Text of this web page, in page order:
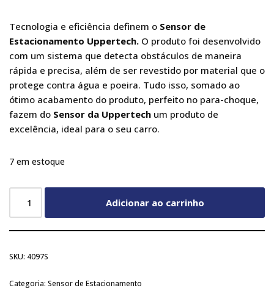
Tecnologia e eficiência definem o Sensor de
Estacionamento Uppertech. O produto foi desenvolvido
com um sistema que detecta obstáculos de maneira
rápida e precisa, além de ser revestido por material que o
protege contra água e poeira. Tudo isso, somado ao
ótimo acabamento do produto, perfeito no para-choque,
fazem do Sensor da Uppertech um produto de
excelência, ideal para o seu carro.
7 em estoque
Adicionar ao carrinho
SKU: 4097S
Categoria: Sensor de Estacionamento